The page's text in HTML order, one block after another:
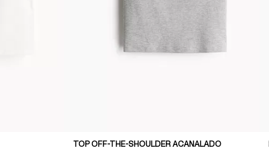
TOP OFF-THE-SHOULDER ACANALADO